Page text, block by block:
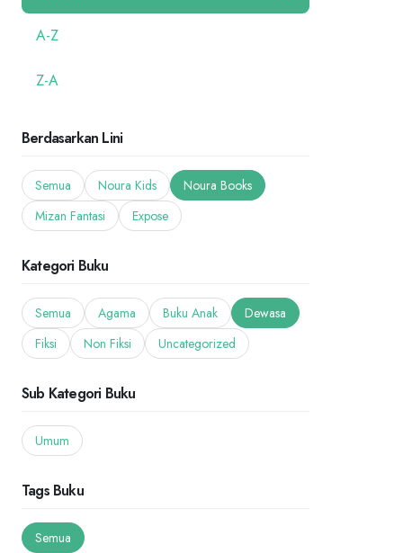
A-Z
Z-A
Berdasarkan Lini
Semua Noura Kids
Noura Books
Mizan Fantasi
Expose
Kategori Buku
Semua Agama Buku Anak
Dewasa
Fiksi
Non Fiksi Uncategorized
Sub Kategori Buku
Umum
Tags Buku
Semua